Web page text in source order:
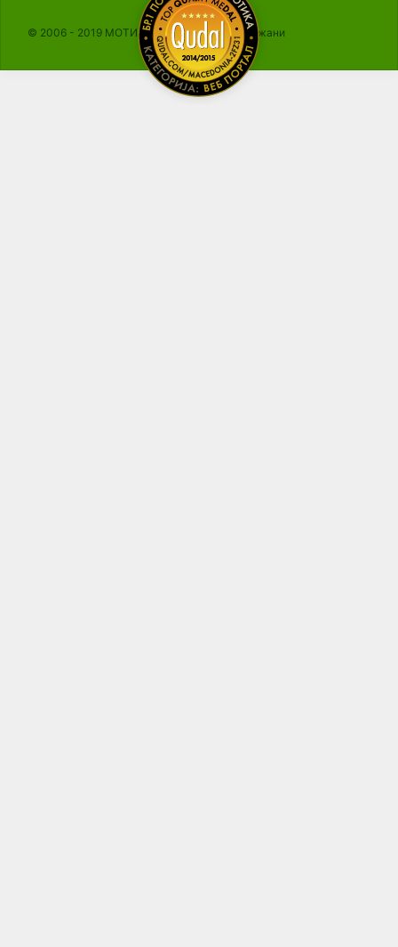
© 2006 - 2019 МОТИКА, Сите права се задржани